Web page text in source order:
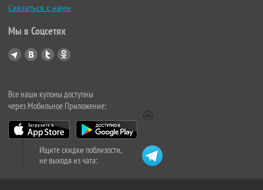
Связаться с нами
Мы в Соцсетях
Все наши купоны доступны
через Мобильное Приложение:
Ищите скидки поблизости,
не выходя из чата: